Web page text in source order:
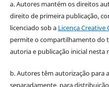
a. Autores mantém os direitos
direito de primeira publicação,
licenciado sob a Licença
permite o compartilhamento do
autoria e publicação inicial nesta
b. Autores têm autorização para
separadamente, para